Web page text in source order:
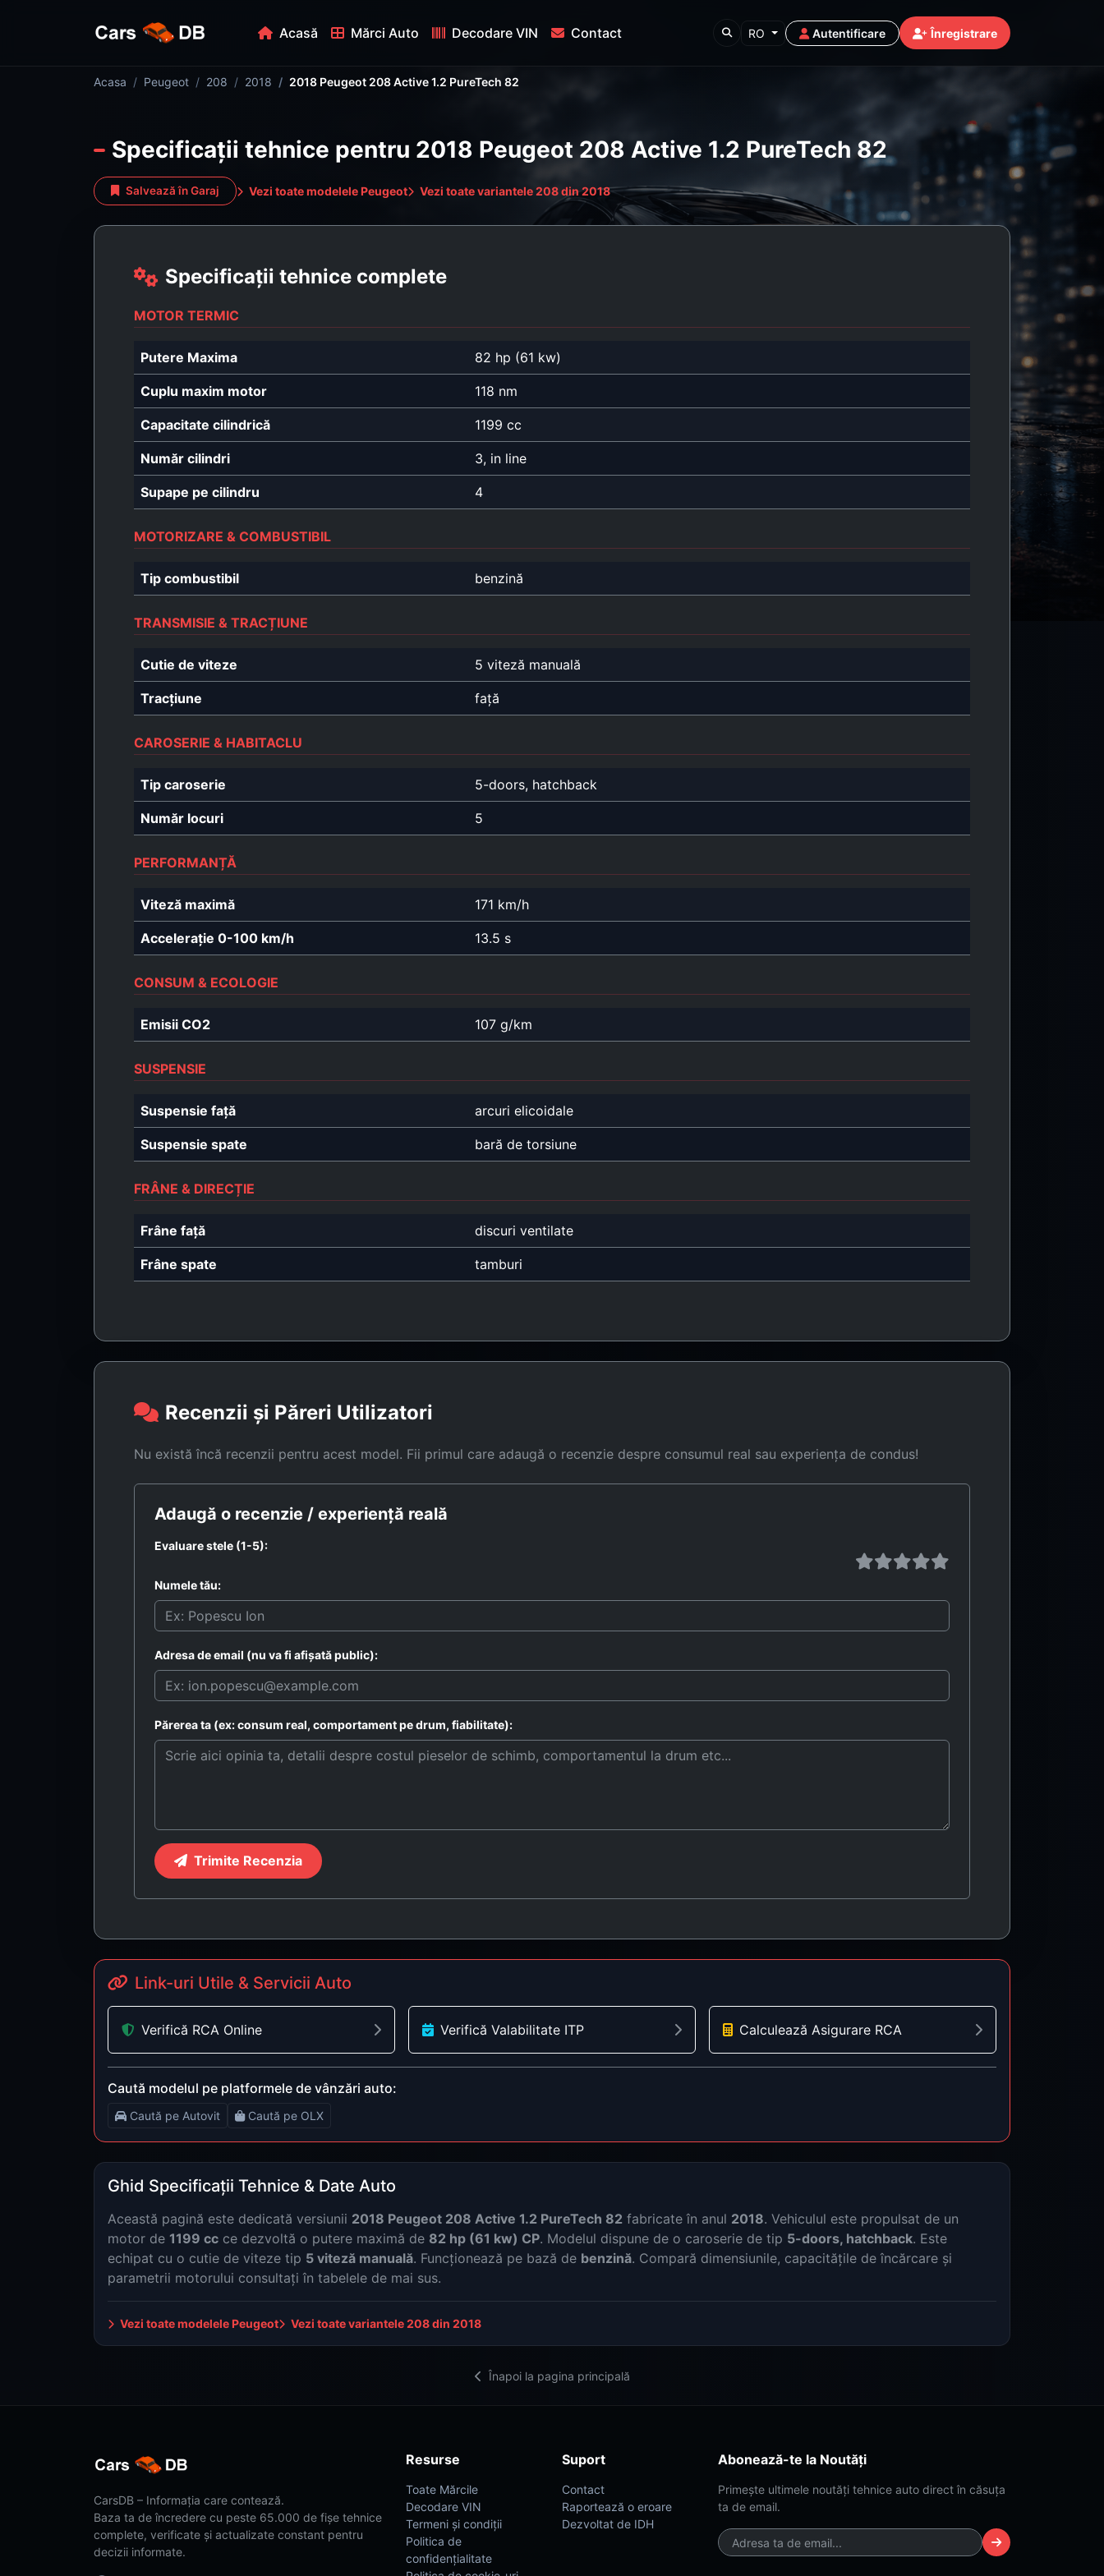
Acasă Mărci Auto Decodare VIN Contact RO Autentificare Înregistrare
Acasa Peugeot 208 2018 2018 Peugeot 208 Active 1.2 PureTech 82
Specificații tehnice pentru 2018 Peugeot 208 Active 1.2 PureTech 82
Salvează în Garaj Vezi toate modelele Peugeot Vezi toate variantele 208 din 2018
Specificații tehnice complete
MOTOR TERMIC
Putere Maxima 82 hp (61 kw)
Cuplu maxim motor 118 nm
Capacitate cilindrică 1199 cc
Număr cilindri 3, in line
Supape pe cilindru 4
MOTORIZARE & COMBUSTIBIL
Tip combustibil benzină
TRANSMISIE & TRACȚIUNE
Cutie de viteze 5 viteză manuală
Tracțiune față
CAROSERIE & HABITACLU
Tip caroserie 5-doors, hatchback
Număr locuri 5
PERFORMANȚĂ
Viteză maximă 171 km/h
Accelerație 0-100 km/h 13.5 s
CONSUM & ECOLOGIE
Emisii CO2 107 g/km
SUSPENSIE
Suspensie față arcuri elicoidale
Suspensie spate bară de torsiune
FRÂNE & DIRECȚIE
Frâne față discuri ventilate
Frâne spate tamburi
Recenzii și Păreri Utilizatori
Nu există încă recenzii pentru acest model. Fii primul care adaugă o recenzie despre consumul real sau experiența de condus!
Adaugă o recenzie / experiență reală
Evaluare stele (1-5):
Numele tău:
Adresa de email (nu va fi afișată public):
Părerea ta (ex: consum real, comportament pe drum, fiabilitate):
Trimite Recenzia
Link-uri Utile & Servicii Auto
Verifică RCA Online Verifică Valabilitate ITP Calculează Asigurare RCA
Caută modelul pe platformele de vânzări auto:
Caută pe Autovit Caută pe OLX
Ghid Specificații Tehnice & Date Auto
Această pagină este dedicată versiunii 2018 Peugeot 208 Active 1.2 PureTech 82 fabricate în anul 2018. Vehiculul este propulsat de un
motor de 1199 cc ce dezvoltă o putere maximă de 82 hp (61 kw) CP. Modelul dispune de o caroserie de tip 5-doors, hatchback. Este
echipat cu o cutie de viteze tip 5 viteză manuală. Funcționează pe bază de benzină. Compară dimensiunile, capacitățile de încărcare și
parametrii motorului consultați în tabelele de mai sus.
Vezi toate modelele Peugeot Vezi toate variantele 208 din 2018
Înapoi la pagina principală
CarsDB – Informația care contează.
Baza ta de încredere cu peste 65.000 de fișe tehnice
complete, verificate și actualizate constant pentru
decizii informate.
Resurse
Toate Mărcile
Decodare VIN
Termeni și condiții
Politica de
confidențialitate
Suport
Contact
Raportează o eroare
Dezvoltat de IDH
Abonează-te la Noutăți
Primește ultimele noutăți tehnice auto direct în căsuța
ta de email.